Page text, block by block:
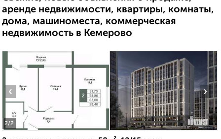
аренде недвижимости, квартиры, комнаты,
дома, машиноместа, коммерческая
недвижимость в Кемерово
2/2
‹ ›